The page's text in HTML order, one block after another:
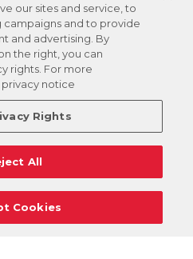
our sites and service, to
campaigns and to provide
and advertising. By
the right, you can
rights. For more
notice
Rights
All
Cookies